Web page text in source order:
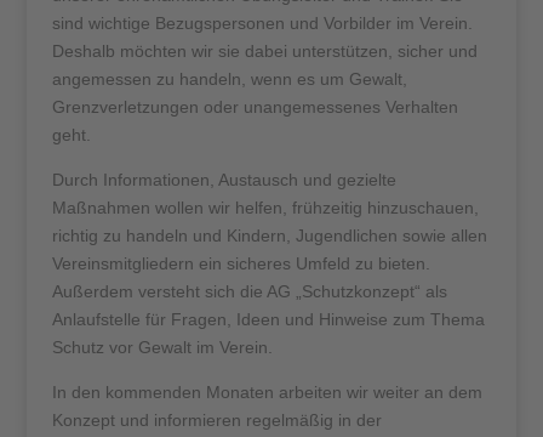
sind wichtige Bezugspersonen und Vorbilder im Verein.
Deshalb möchten wir sie dabei unterstützen, sicher und
angemessen zu handeln, wenn es um Gewalt,
Grenzverletzungen oder unangemessenes Verhalten
geht.
Durch Informationen, Austausch und gezielte
Maßnahmen wollen wir helfen, frühzeitig hinzuschauen,
richtig zu handeln und Kindern, Jugendlichen sowie allen
Vereinsmitgliedern ein sicheres Umfeld zu bieten.
Außerdem versteht sich die AG „Schutzkonzept“ als
Anlaufstelle für Fragen, Ideen und Hinweise zum Thema
Schutz vor Gewalt im Verein.
In den kommenden Monaten arbeiten wir weiter an dem
Konzept und informieren regelmäßig in der